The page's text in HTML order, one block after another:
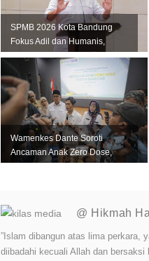
SPMB 2026 Kota Bandung
Fokus Adil dan Humanis,
Farhan: Jangan Ada Anak
Kehilanga...
Wamenkes Dante Soroti
Ancaman Anak Zero Dose,
@ Hikmah
”Islam dibangun atas lima perkara,
diibadahi kecuali Allah dan